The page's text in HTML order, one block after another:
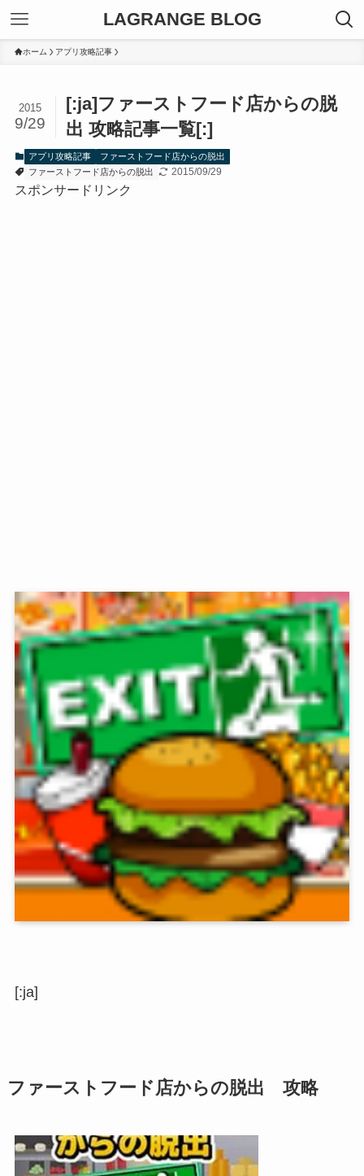
LAGRANGE BLOG
ホーム アプリ攻略記事
[:ja]ファーストフード店からの脱
出 攻略記事一覧[:]
2015
9/29
アプリ攻略記事
ファーストフード店からの脱出
ファーストフード店からの脱出
2015/09/29
スポンサードリンク
[:ja]
ファーストフード店からの脱出 攻略